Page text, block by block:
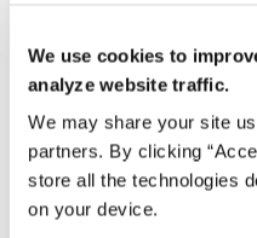
We use cookies to
analyze website traffic.
We may share your site
partners. By clicking
store all the technologies
on your device.
Diámetro Exterior de
Cantidad de Terminales:
Diámetro Interior de
Diámetro Interior de
Cantidad de Entradas:1